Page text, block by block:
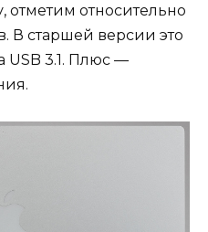
отметим относительно
В старшей версии это
USB 3.1. Плюс —